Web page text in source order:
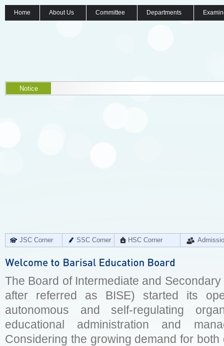
Home About Us Committee Departments
Notice
JSC Corner SSC Corner HSC Corner
The Board of Intermediate and
after referred as BISE) started its
autonomous and self-regulating
educational administration and
Considering the growing demand for